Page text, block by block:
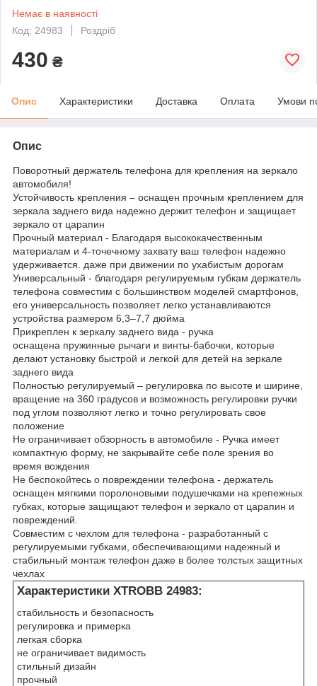
Немає в наявності
Код: 24983
Роздріб
430 ₴
Опис Характеристики Доставка Оплата Умови
Опис
Поворотный держатель телефона для крепления на зеркало
автомобиля!
Устойчивость крепления – оснащен прочным креплением для
зеркала заднего вида надежно держит телефон и защищает
зеркало от царапин
Прочный материал - Благодаря высококачественным
материалам и 4-точечному захвату ваш телефон надежно
удерживается. даже при движении по ухабистым дорогам
Универсальный - благодаря регулируемым губкам держатель
телефона совместим с большинством моделей смартфонов,
его универсальность позволяет легко устанавливаются
устройства размером 6,3–7,7 дюйма
Прикреплен к зеркалу заднего вида - ручка
оснащена пружинные рычаги и винты-бабочки, которые
делают установку быстрой и легкой для детей на зеркале
заднего вида
Полностью регулируемый – регулировка по высоте и ширине,
вращение на 360 градусов и возможность регулировки ручки
под углом позволяют легко и точно регулировать свое
положение
Не ограничивает обзорность в автомобиле - Ручка имеет
компактную форму, не закрывайте себе поле зрения во
время вождения
Не беспокойтесь о повреждении телефона - держатель
оснащен мягкими поролоновыми подушечками на крепежных
губках, которые защищают телефон и зеркало от царапин и
повреждений.
Совместим с чехлом для телефона - разработанный с
регулируемыми губками, обеспечивающими надежный и
стабильный монтаж телефон даже в более толстых защитных
чехлах
Характеристики XTROBB 24983:
стабильность и безопасность
регулировка и примерка
легкая сборка
не ограничивает видимость
стильный дизайн
прочный